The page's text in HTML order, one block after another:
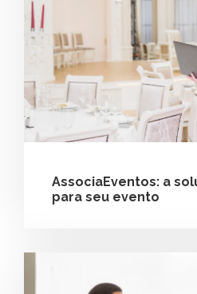
AssociaEventos: a
para seu evento